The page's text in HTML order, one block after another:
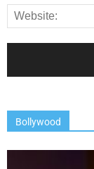
Bollywood